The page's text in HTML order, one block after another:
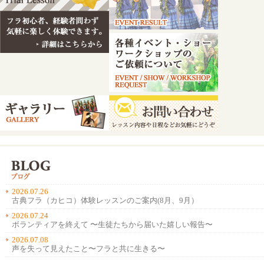
2026.07.26
古典フラ（カヒコ）体験レッスンのご案内(8月、9月）
2026.07.24
ボランティアを終えて 〜生徒たちから届いた嬉しい報告〜
2026.07.08
声を失って見えたこと〜フラと共に生きる〜